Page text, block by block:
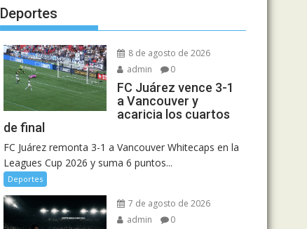
Deportes
8 de agosto de 2026
admin
0
FC Juárez vence 3-1
a Vancouver y
acaricia los cuartos
de final
FC Juárez remonta 3-1 a Vancouver Whitecaps en la
Leagues Cup 2026 y suma 6 puntos...
Deportes
7 de agosto de 2026
admin
0